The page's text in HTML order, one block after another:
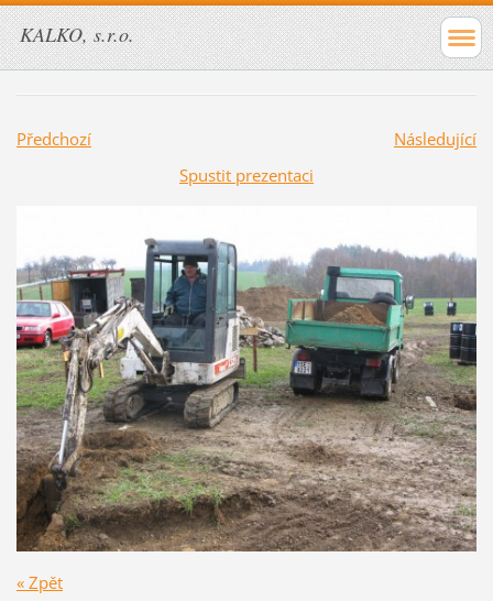
KALKO, s.r.o.
Předchozí
Následující
Spustit prezentaci
« Zpět